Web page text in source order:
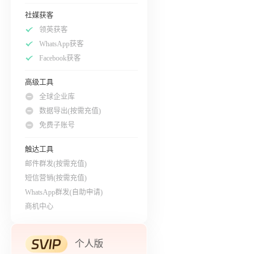
社媒获客
领英获客
WhatsApp获客
Facebook获客
高级工具
全球企业库
数据导出(按需充值)
免费子账号
触达工具
邮件群发(按需充值)
短信营销(按需充值)
WhatsApp群发(自助申请)
商机中心
个人版